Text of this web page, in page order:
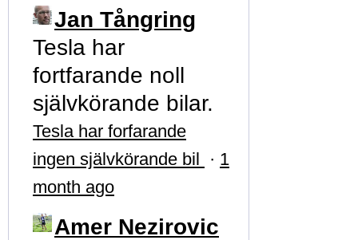
Jan Tångring
Tesla har
fortfarande noll
självkörande bilar.
Tesla har forfarande
ingen självkörande bil · 1
month ago
Amer Nezirovic